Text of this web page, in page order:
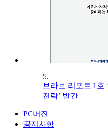
5.
브라보 리포트 1호
전략’ 발간
PC버전
공지사항